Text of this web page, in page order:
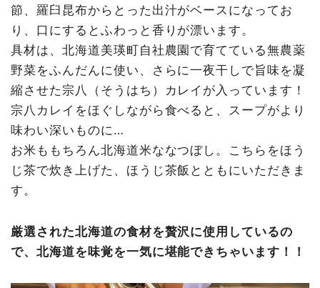
節、羅臼昆布からとった出汁がベースになってお
り、口にするとふわっと香りが漂います。
具材は、北海道美瑛町自社農園で育てている無農薬
野菜をふんだんに使い、さらに一夜干しで旨味を凝
縮させた宗八（そうはち）カレイが入っています！
宗八カレイをほぐしながら食べると、スープがより
味わい深いものに…
お米ももちろん北海道米ななつぼし。こちらをほう
じ茶で炊き上げた、ほうじ茶飯とともにいただきま
す。
厳選された北海道の食材を贅沢に使用しているの
で、北海道を味覚を一気に堪能できちゃいます！！